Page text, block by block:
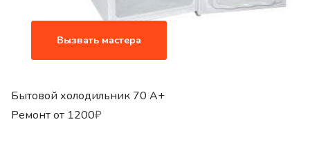
Вызвать мастера
Бытовой холодильник 70 A+
Ремонт от 1200₽